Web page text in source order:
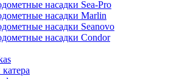
насадки Sea-Pro
насадки Marlin
насадки Seanovo
насадки Condor